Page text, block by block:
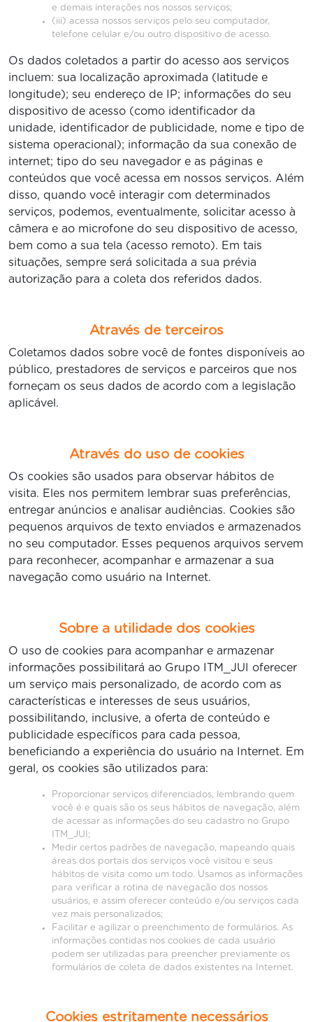
e demais interações nos nossos serviços;
(iii) acessa nossos serviços pelo seu computador,
telefone celular e/ou outro dispositivo de acesso.
Os dados coletados a partir do acesso aos serviços
incluem: sua localização aproximada (latitude e
longitude); seu endereço de IP; informações do seu
dispositivo de acesso (como identificador da
unidade, identificador de publicidade, nome e tipo de
sistema operacional); informação da sua conexão de
internet; tipo do seu navegador e as páginas e
conteúdos que você acessa em nossos serviços. Além
disso, quando você interagir com determinados
serviços, podemos, eventualmente, solicitar acesso à
câmera e ao microfone do seu dispositivo de acesso,
bem como a sua tela (acesso remoto). Em tais
situações, sempre será solicitada a sua prévia
autorização para a coleta dos referidos dados.
Através de terceiros
Coletamos dados sobre você de fontes disponíveis ao
público, prestadores de serviços e parceiros que nos
forneçam os seus dados de acordo com a legislação
aplicável.
Através do uso de cookies
Os cookies são usados para observar hábitos de
visita. Eles nos permitem lembrar suas preferências,
entregar anúncios e analisar audiências. Cookies são
pequenos arquivos de texto enviados e armazenados
no seu computador. Esses pequenos arquivos servem
para reconhecer, acompanhar e armazenar a sua
navegação como usuário na Internet.
Sobre a utilidade dos cookies
O uso de cookies para acompanhar e armazenar
informações possibilitará ao Grupo ITM_JUI oferecer
um serviço mais personalizado, de acordo com as
características e interesses de seus usuários,
possibilitando, inclusive, a oferta de conteúdo e
publicidade específicos para cada pessoa,
beneficiando a experiência do usuário na Internet. Em
geral, os cookies são utilizados para:
Proporcionar serviços diferenciados, lembrando quem
você é e quais são os seus hábitos de navegação, além
de acessar as informações do seu cadastro no Grupo
ITM_JUI;
Medir certos padrões de navegação, mapeando quais
áreas dos portais dos serviços você visitou e seus
hábitos de visita como um todo. Usamos as informações
para verificar a rotina de navegação dos nossos
usuários, e assim oferecer conteúdo e/ou serviços cada
vez mais personalizados;
Facilitar e agilizar o preenchimento de formulários. As
informações contidas nos cookies de cada usuário
podem ser utilizadas para preencher previamente os
formulários de coleta de dados existentes na Internet.
Cookies estritamente necessários